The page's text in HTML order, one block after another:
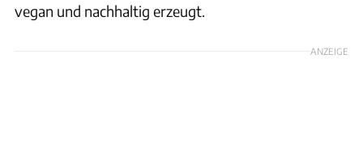
vegan und nachhaltig erzeugt.
ANZEIGE